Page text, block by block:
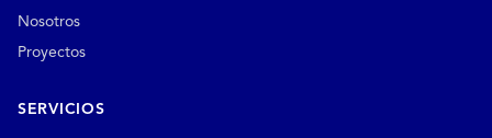
Nosotros
Proyectos
SERVICIOS